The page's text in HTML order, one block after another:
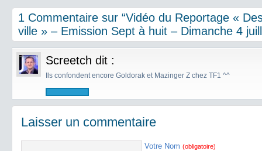
1 Commentaire sur “Vidéo du Reportage «
ville » – Emission Sept à huit – Dimanche 4
Screetch dit :
Ils confondent encore Goldorak et Mazinger Z chez TF1 ^^
Laisser un commentaire
Votre Nom (obligatoire)